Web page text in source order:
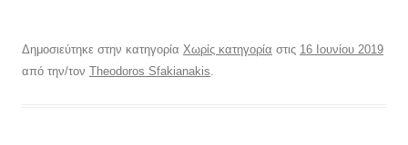
Δημοσιεύτηκε στην κατηγορία Χωρίς κατηγορία στις 16 Ιουνίου 2019
από την/τον Theodoros Sfakianakis.